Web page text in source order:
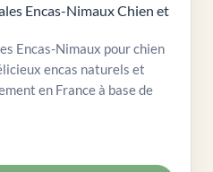
Encas-Nimaux Chien et
Encas-Nimaux pour chien
encas naturels et
en France à base de